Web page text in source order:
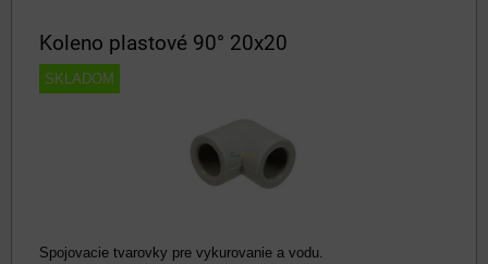
Koleno plastové 90° 20x20
SKLADOM
Spojovacie tvarovky pre vykurovanie a vodu.